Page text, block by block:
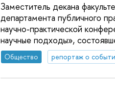
Заместитель декана
департамента публичного
научно-практической
научные подходы»,
Общество репортаж о